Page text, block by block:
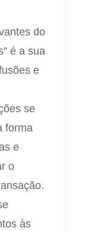
do
é a sua
e
se
forma
e
o
às